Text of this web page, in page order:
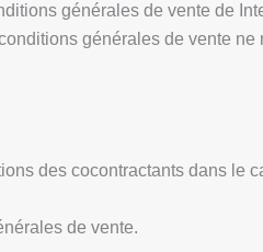
générales de vente de
générales de vente
des cocontractants dans le
de vente.